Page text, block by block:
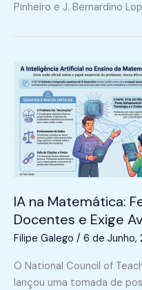
Pinheiro e J. Bernardino
IA na Matemática:
Docentes e Exige
Filipe Galego / 6 de Junho,
O National Council of
lançou uma tomada de